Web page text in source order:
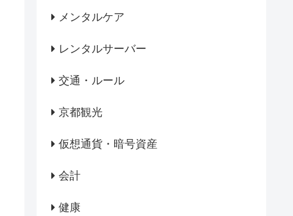
メンタルケア
レンタルサーバー
交通・ルール
京都観光
仮想通貨・暗号資産
会計
健康